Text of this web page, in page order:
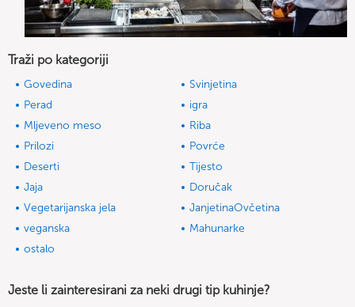
Traži po kategoriji
Govedina
Svinjetina
Perad
igra
Mljeveno meso
Riba
Prilozi
Povrće
Deserti
Tijesto
Jaja
Doručak
Vegetarijanska jela
JanjetinaOvčetina
veganska
Mahunarke
ostalo
Jeste li zainteresirani za neki drugi tip kuhinje?